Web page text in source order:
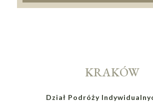
KRAKÓW
Dział Podróży